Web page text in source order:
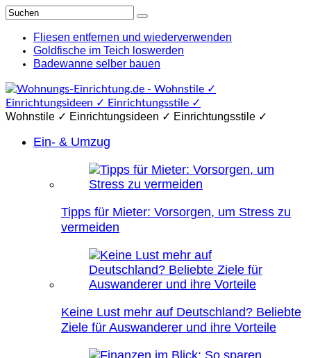
Fliesen entfernen und wiederverwenden
Goldfische im Teich loswerden
Badewanne selber bauen
Wohnstile ✓ Einrichtungsideen ✓ Einrichtungsstile ✓
Ein- & Umzug
Tipps für Mieter: Vorsorgen, um Stress zu
vermeiden
Keine Lust mehr auf Deutschland? Beliebte
Ziele für Auswanderer und ihre Vorteile